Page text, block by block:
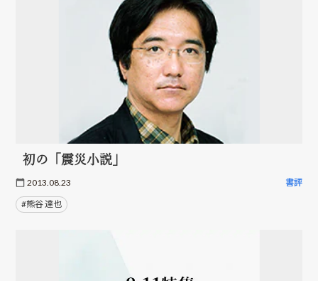
初の「震災小説」
2013.08.23 書評
#熊谷 達也